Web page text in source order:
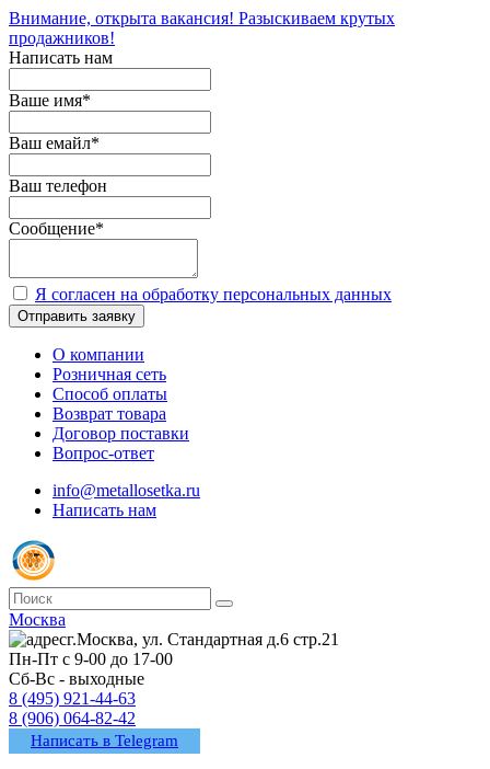
Внимание, открыта вакансия! Разыскиваем крутых
продажников!
Написать нам
Ваше имя*
Ваш емайл*
Ваш телефон
Сообщение*
Я согласен на обработку персональных данных
Отправить заявку
О компании
Розничная сеть
Способ оплаты
Возврат товара
Договор поставки
Вопрос-ответ
info@metallosetka.ru
Написать нам
Москва
г.Москва, ул. Стандартная д.6 стр.21
Пн-Пт с 9-00 до 17-00
Сб-Вс - выходные
8 (495) 921-44-63
8 (906) 064-82-42
Написать в Telegram